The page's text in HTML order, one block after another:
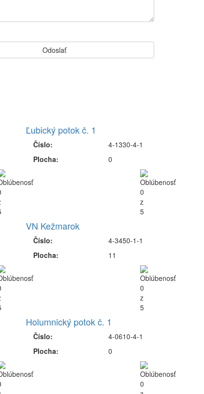
Ľubický potok č. 1
Číslo:
Plocha:
4-1330-4-1
0
VN Kežmarok
Číslo:
Plocha:
4-3450-1-1
11
Holumnický potok č. 1
Číslo:
Plocha:
4-0610-4-1
0